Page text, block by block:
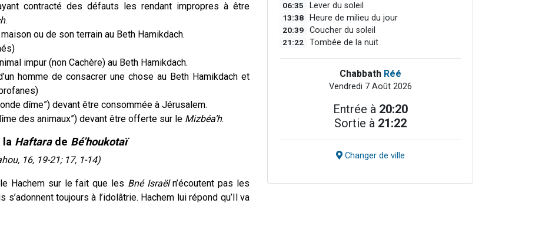
contracté des défauts les rendant impropres à être
.
ou de son terrain au Beth Hamikdach.
impur (non Cachère) au Beth Hamikdach.
homme de consacrer une chose au Beth Hamikdach et
dîme”) devant être consommée à Jérusalem.
des animaux”) devant être offerte sur le Mizbéa’h.
la Haftarade Bé’houkotaï
16, 19-21; 17, 1-14)
Hachem sur le fait que les Bné Israëln’écoutent pas les
toujours à l’idolâtrie. Hachem lui répond qu’Il va
06:35 Lever du soleil
13:38 Heure de milieu du jour
20:39 Coucher du soleil
21:22 Tombée de la nuit
Chabbath Réé
Vendredi 7 Août 2026
Entrée à 20:20
Sortie à 21:22
Changer de ville